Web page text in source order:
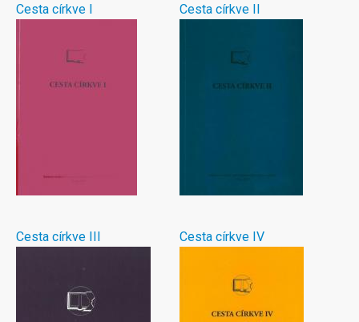
Cesta církve I
Cesta církve II
Cesta církve III Cesta církve IV